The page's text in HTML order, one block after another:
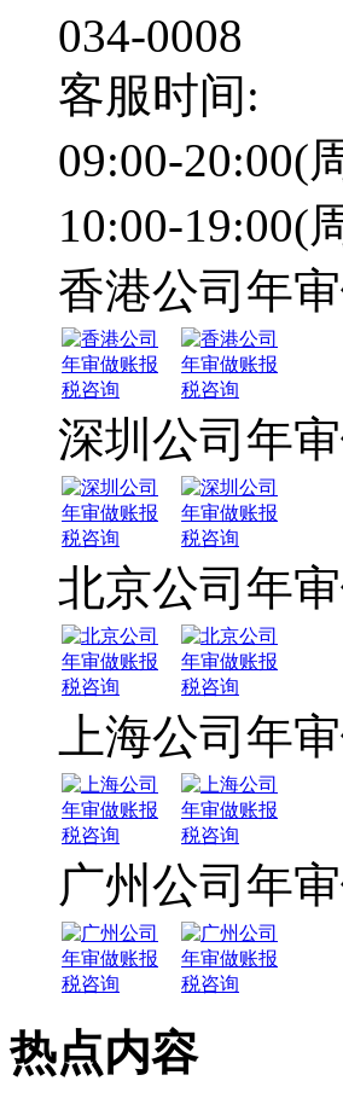
客服时间:
09:00-20:00(
10:00-19:00(
香港公司年
深圳公司年
北京公司年
上海公司年
广州公司年
热点内容